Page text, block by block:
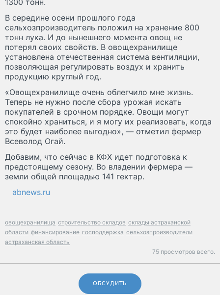
1300 тонн.
В середине осени прошлого года
сельхозпроизводитель положил на хранение 800
тонн лука. И до нынешнего момента овощ не
потерял своих свойств. В овощехранилище
установлена отечественная система вентиляции,
позволяющая регулировать воздух и хранить
продукцию круглый год.
«Овощехранилище очень облегчило мне жизнь.
Теперь не нужно после сбора урожая искать
покупателей в срочном порядке. Овощи могут
спокойно храниться, и я могу их реализовать, когда
это будет наиболее выгодно», — отметил фермер
Всеволод Огай.
Добавим, что сейчас в КФХ идет подготовка к
предстоящему сезону. Во владении фермера —
земли общей площадью 141 гектар.
abnews.ru
овощехранилища строительство складов склады астраханской
области финансирование господдержка сельхозпроизводители
астраханская область
75 просмотров всего.
ОБСУДИТЬ